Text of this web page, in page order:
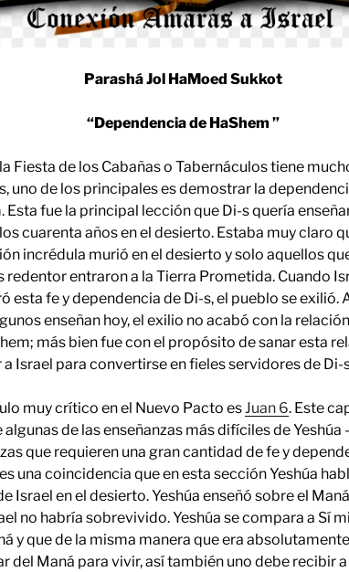
Parashá Jol HaMoed Sukkot
“Dependencia de HaShem ”
Fiesta de los Cabañas o Tabernáculos tiene
uno de los principales es demostrar la
Esta fue la principal lección que Di-s quería
cuarenta años en el desierto. Estaba muy claro
incrédula murió en el desierto y solo aquellos
redentor entraron a la Tierra Prometida. Cuando
esta fe y dependencia de Di-s, el pueblo se exilió.
enseñan hoy, el exilio no acabó con la
más bien fue con el propósito de sanar esta
a Israel para convertirse en fieles servidores de Di-
muy crítico en el Nuevo Pacto esJuan 6. Este
de las enseñanzas más difíciles de Yeshúa
que requieren una gran cantidad de fe y
una coincidencia que en esta sección Yeshúa
Israel en el desierto. Yeshúa enseñó sobre el
no habría sobrevivido. Yeshúa se compara a Sí
y que de la misma manera que era
del Maná para vivir, así también uno debe recibir a